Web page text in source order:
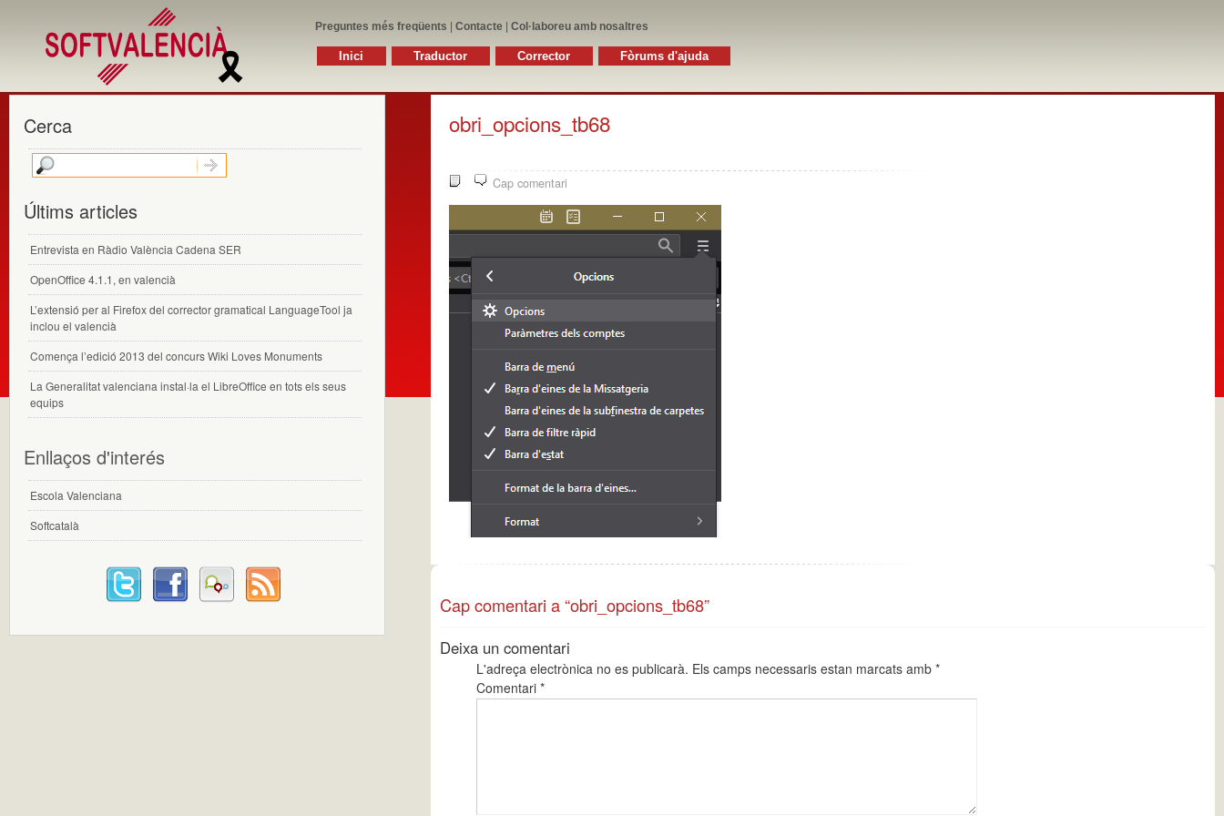
Preguntes més freqüents Contacte Col·laboreu amb nosaltres
Inici Traductor Corrector Fòrums d'ajuda
obri_opcions_tb68
Cap comentari
Cap comentari a “obri_opcions_tb68”
Deixa un comentari
L'adreça electrònica no es publicarà. Els camps necessaris estan marcats amb*
Comentari*
Cerca
Últims articles
Entrevista en Ràdio València Cadena SER
OpenOffice 4.1.1, en valencià
L’extensió per al Firefox del corrector gramatical LanguageTool ja
inclou el valencià
Comença l’edició 2013 del concurs Wiki Loves Monuments
La Generalitat valenciana instal·la el LibreOffice en tots els seus
equips
Enllaços d'interés
Escola Valenciana
Softcatalà